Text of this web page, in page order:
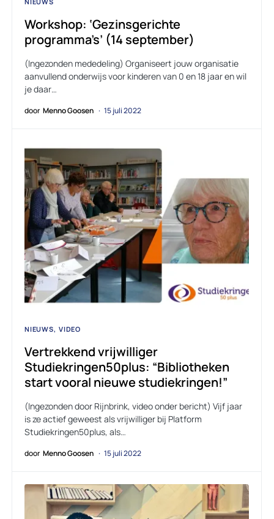
Workshop: ‘Gezinsgerichte
programma’s’ (14 september)
(Ingezonden mededeling) Organiseert jouw organisatie
aanvullend onderwijs voor kinderen van 0 en 18 jaar en wil
je daar…
door Menno Goosen 15 juli 2022
NIEUWS VIDEO
Vertrekkend vrijwilliger
Studiekringen50plus: “Bibliotheken
start vooral nieuwe studiekringen!”
(Ingezonden door Rijnbrink, video onder bericht) Vijf jaar
is ze actief geweest als vrijwilliger bij Platform
Studiekringen50plus, als…
door Menno Goosen 15 juli 2022